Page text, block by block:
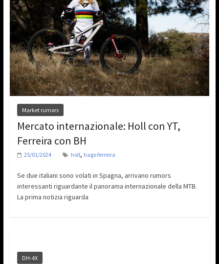
Market rumors
Mercato internazionale: Holl con YT,
Ferreira con BH
25/01/2024 holl, tiago ferreira
Se due italiani sono volati in Spagna, arrivano rumors
interessanti riguardante il panorama internazionale della MTB.
La prima notizia riguarda
DH-4X